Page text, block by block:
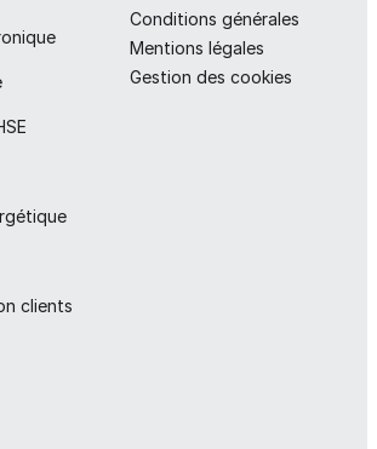
clients
Conditions générales
Mentions légales
Gestion des cookies